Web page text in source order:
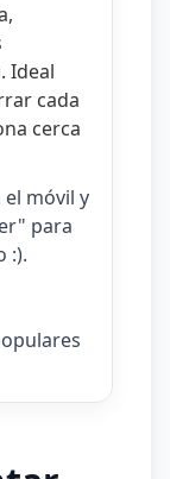
,
. Ideal
cada
cerca
móvil y
para
:).